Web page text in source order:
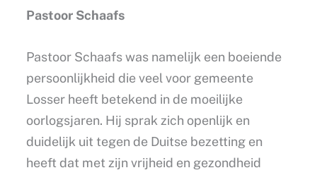
Pastoor Schaafs
Pastoor Schaafs was namelijk een boeiende
persoonlijkheid die veel voor gemeente
Losser heeft betekend in de moeilijke
oorlogsjaren. Hij sprak zich openlijk en
duidelijk uit tegen de Duitse bezetting en
heeft dat met zijn vrijheid en gezondheid